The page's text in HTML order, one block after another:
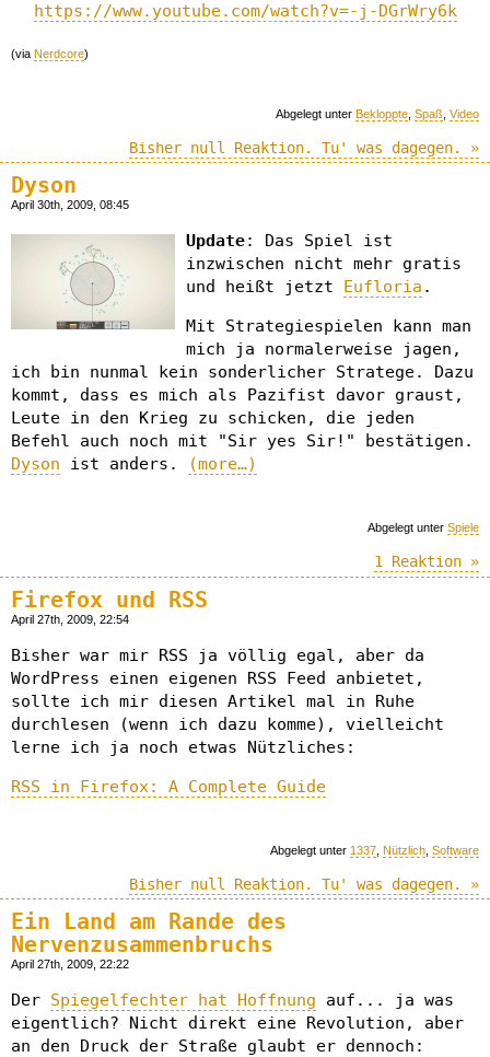
https://www.youtube.com/watch?v=-j-DGrWry6k
(via Nerdcore)
Abgelegt unter Bekloppte Spaß Video
Bisher null Reaktion. Tu' was dagegen. »
Dyson
April 30th, 2009, 08:45
Update: Das Spiel ist
inzwischen nicht mehr gratis
und heißt jetzt Eufloria .
Mit Strategiespielen kann man
mich ja normalerweise jagen,
ich bin nunmal kein sonderlicher Stratege. Dazu
kommt, dass es mich als Pazifist davor graust,
Leute in den Krieg zu schicken, die jeden
Befehl auch noch mit "Sir yes Sir!" bestätigen.
Dyson ist anders. (more…)
Abgelegt unter Spiele
1 Reaktion »
Firefox und RSS
April 27th, 2009, 22:54
Bisher war mir RSS ja völlig egal, aber da
WordPress einen eigenen RSS Feed anbietet,
sollte ich mir diesen Artikel mal in Ruhe
durchlesen (wenn ich dazu komme), vielleicht
lerne ich ja noch etwas Nützliches:
RSS in Firefox: A Complete Guide
Abgelegt unter 1337 Nützlich Software
Bisher null Reaktion. Tu' was dagegen. »
Ein Land am Rande des
Nervenzusammenbruchs
April 27th, 2009, 22:22
Der Spiegelfechter hat Hoffnung auf... ja was
eigentlich? Nicht direkt eine Revolution, aber
an den Druck der Straße glaubt er dennoch: